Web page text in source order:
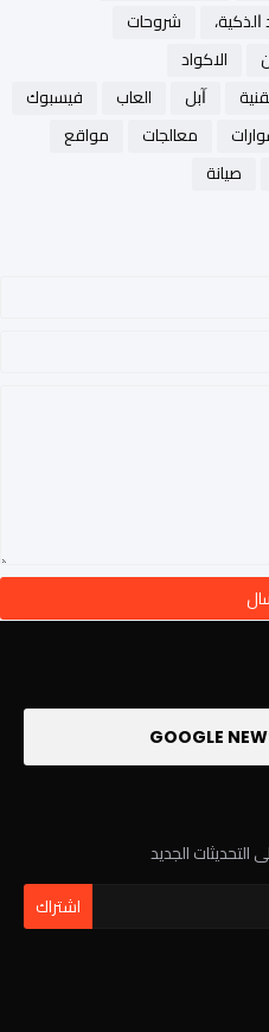
شروحات
الاكواد
ﺁﺑﻞ العاب
فيسبوك
معالجات
مواقع
صيانة
الجديد